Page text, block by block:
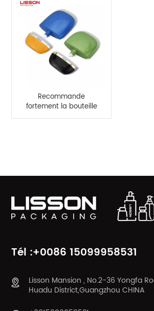
Recommande
fortement la bouteille
en plastique ovale de
Tél :+0086 15099958531
Lisson Mansion , No.2-36 Yongfa
Huadu District,Guangzhou CHINA